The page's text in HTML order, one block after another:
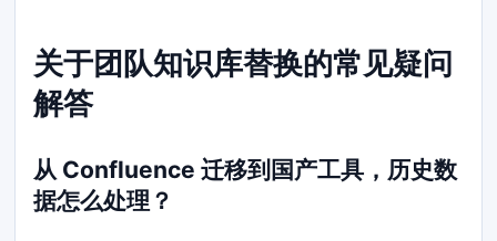
关于团队知识库替换的常见疑问
解答
从 Confluence 迁移到国产工具，历史数
据怎么处理？